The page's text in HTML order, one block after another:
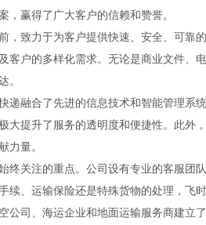
，赢得了广大客户的信赖和赞誉。
，致力于为客户提供快速、安全、可靠
客户的多样化需求。无论是商业文件、
。
递融合了先进的信息技术和智能管理系
大提升了服务的透明度和便捷性。此外
力量。
终关注的重点。公司设有专业的客服团
续、运输保险还是特殊货物的处理，飞
公司、海运企业和地面运输服务商建立